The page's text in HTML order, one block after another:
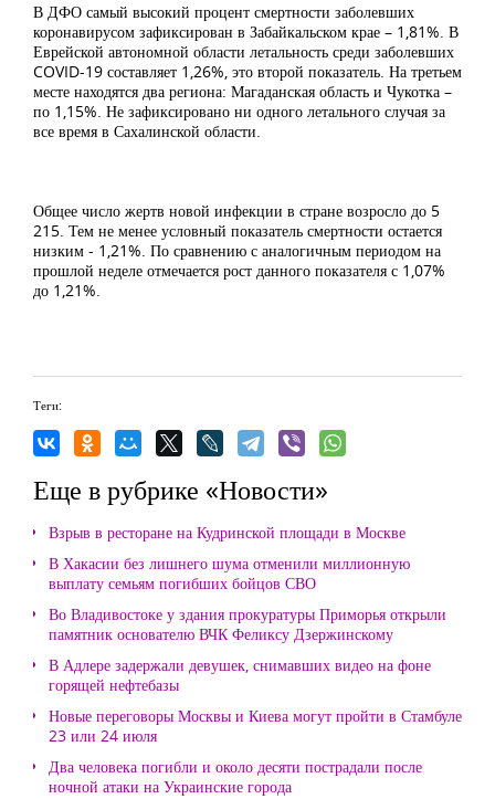
В ДФО самый высокий процент смертности заболевших
коронавирусом зафиксирован в Забайкальском крае – 1,81%. В
Еврейской автономной области летальность среди заболевших
COVID-19 составляет 1,26%, это второй показатель. На третьем
месте находятся два региона: Магаданская область и Чукотка –
по 1,15%. Не зафиксировано ни одного летального случая за
все время в Сахалинской области.
Общее число жертв новой инфекции в стране возросло до 5
215. Тем не менее условный показатель смертности остается
низким - 1,21%. По сравнению с аналогичным периодом на
прошлой неделе отмечается рост данного показателя с 1,07%
до 1,21%.
Теги:
Еще в рубрике «Новости»
Взрыв в ресторане на Кудринской площади в Москве
В Хакасии без лишнего шума отменили миллионную
выплату семьям погибших бойцов СВО
Во Владивостоке у здания прокуратуры Приморья открыли
памятник основателю ВЧК Феликсу Дзержинскому
В Адлере задержали девушек, снимавших видео на фоне
горящей нефтебазы
Новые переговоры Москвы и Киева могут пройти в Стамбуле
23 или 24 июля
Два человека погибли и около десяти пострадали после
ночной атаки на Украинские города